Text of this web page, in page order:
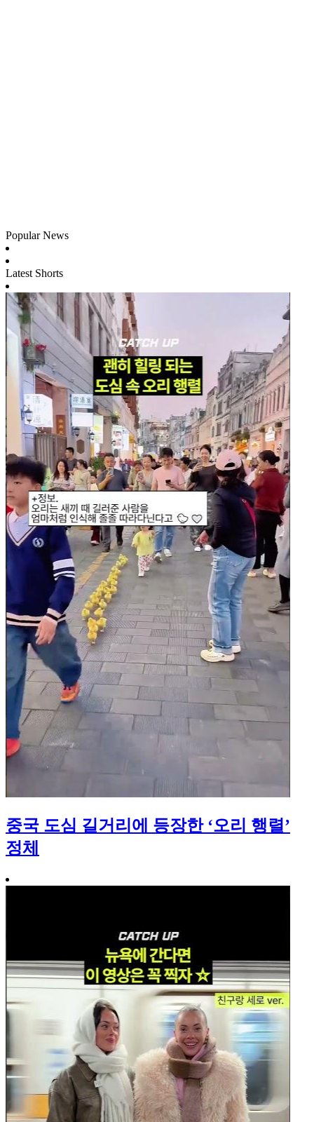
Popular News
Latest Shorts
중국 도심 길거리에 등장한 ‘오리 행렬’
정체